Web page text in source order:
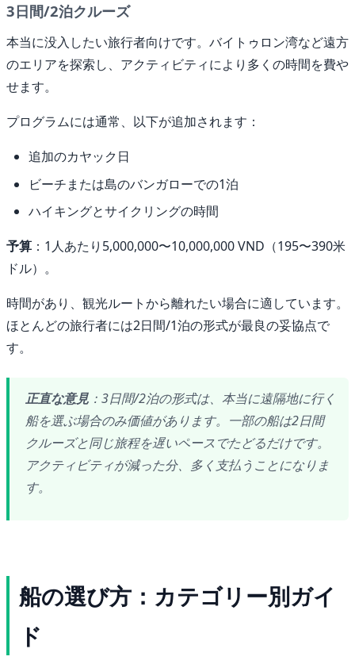
3日間/2泊クルーズ
本当に没入したい旅行者向けです。バイトゥロン湾など遠方
のエリアを探索し、アクティビティにより多くの時間を費や
せます。
プログラムには通常、以下が追加されます：
追加のカヤック日
ビーチまたは島のバンガローでの1泊
ハイキングとサイクリングの時間
予算 ：1人あたり5,000,000〜10,000,000 VND（195〜390米
ドル）。
時間があり、観光ルートから離れたい場合に適しています。
ほとんどの旅行者には2日間/1泊の形式が最良の妥協点で
す。
正直な意見 ：3日間/2泊の形式は、本当に遠隔地に行く
船を選ぶ場合のみ価値があります。一部の船は2日間
クルーズと同じ旅程を遅いペースでたどるだけです。
アクティビティが減った分、多く支払うことになりま
す。
船の選び方：カテゴリー別ガイ
ド